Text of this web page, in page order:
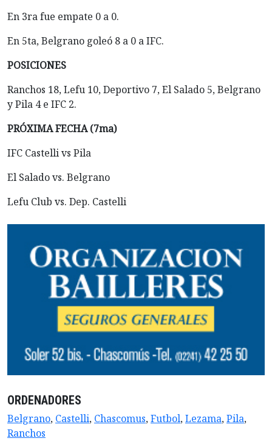
En 3ra fue empate 0 a 0.
En 5ta, Belgrano goleó 8 a 0 a IFC.
POSICIONES
Ranchos 18, Lefu 10, Deportivo 7, El Salado 5, Belgrano
y Pila 4 e IFC 2.
PRÓXIMA FECHA (7ma)
IFC Castelli vs Pila
El Salado vs. Belgrano
Lefu Club vs. Dep. Castelli
ORDENADORES
Belgrano, Castelli, Chascomus,Futbol,Lezama,Pila,
Ranchos